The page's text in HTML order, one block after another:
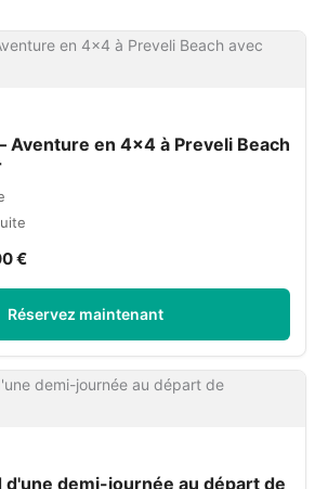
Aventure en 4×4 à Preveli Beach
€
Réservez maintenant
d'une demi-journée au départ de